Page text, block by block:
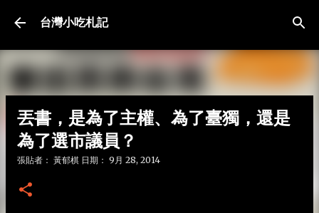
台灣小吃札記
丟書，是為了主權、為了臺獨，還是
為了選市議員？
張貼者： 黃郁棋 日期： 9月 28, 2014